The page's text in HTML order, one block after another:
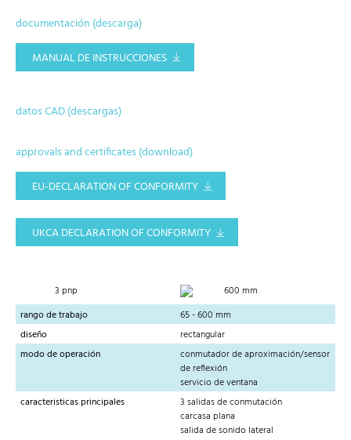
documentación (descarga)
MANUAL DE INSTRUCCIONES
datos CAD (descargas)
approvals and certificates (download)
EU-DECLARATION OF CONFORMITY
UKCA DECLARATION OF CONFORMITY
3 pnp
600 mm
rango de trabajo
65 - 600 mm
diseño
rectangular
modo de operación
conmutador de aproximación/sensor
de reflexión
servicio de ventana
caracteristicas principales
3 salidas de conmutación
carcasa plana
salida de sonido lateral